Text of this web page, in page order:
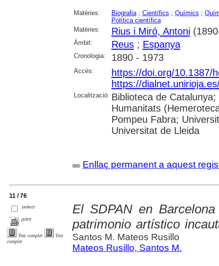
Matèries: Biografia; Científics ; Químics ;
Política científica
Matèries:
Rius i Miró, Antoni
Àmbit: Reus; Espanya
Cronologia: 1890 - 1973
Accés:
https://doi.org/10.1387/
https://
Localització: Biblioteca de
Humanitats
Pompeu Fabra;
Universitat de Lleida
Enllaç permanent a aquest
11 / 76
select
print
Text complet
Text
complet
El SDPAN en
patrimonio artístico
Santos M. Mateos Rusillo
Mateos Rusillo, Santos M.